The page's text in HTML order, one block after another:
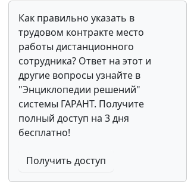
Как правильно указать в
трудовом контракте место
работы дистанционного
сотрудника? Ответ на этот и
другие вопросы узнайте в
"Энциклопедии решений"
системы ГАРАНТ. Получите
полный доступ на 3 дня
бесплатно!
Получить доступ